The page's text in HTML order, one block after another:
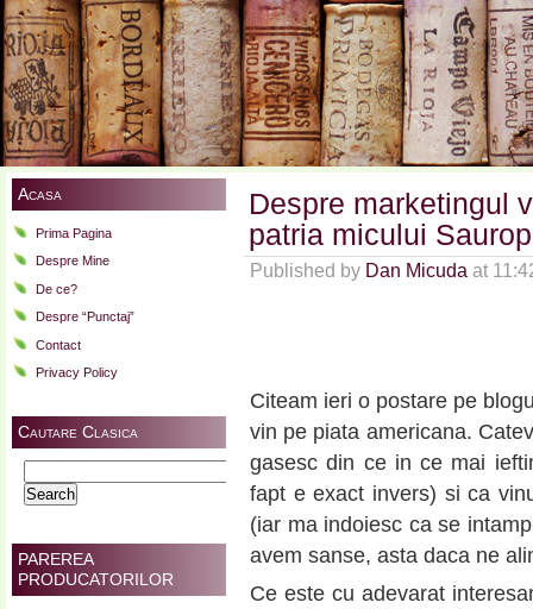
Acasa
Prima Pagina
Despre Mine
De ce?
Despre “Punctaj”
Contact
Privacy Policy
Cautare Clasica
for:
PAREREA
PRODUCATORILOR
Despre marketingul
patria micului
Published by Dan Micuda at
Citeam ieri o postare pe
vin pe piata americana.
gasesc din ce in ce mai
fapt e exact invers) si ca
(iar ma indoiesc ca se
avem sanse, asta daca ne
Ce este cu adevarat